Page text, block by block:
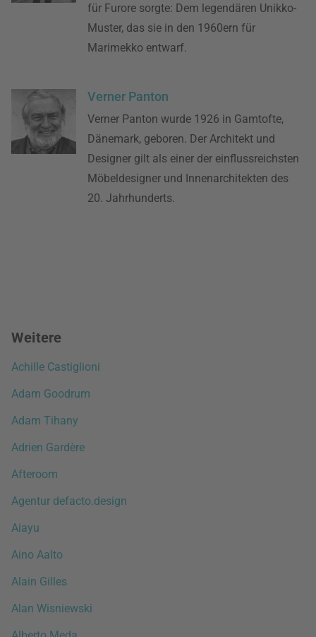
für Furore sorgte: Dem legendären Unikko-
Muster, das sie in den 1960ern für
Marimekko entwarf.
Verner Panton
Verner Panton wurde 1926 in Gamtofte,
Dänemark, geboren. Der Architekt und
Designer gilt als einer der einflussreichsten
Möbeldesigner und Innenarchitekten des
20. Jahrhunderts.
Weitere
Achille Castiglioni
Adam Goodrum
Adam Tihany
Adrien Gardère
Afteroom
Agentur defacto.design
Aiayu
Aino Aalto
Alain Gilles
Alan Wisniewski